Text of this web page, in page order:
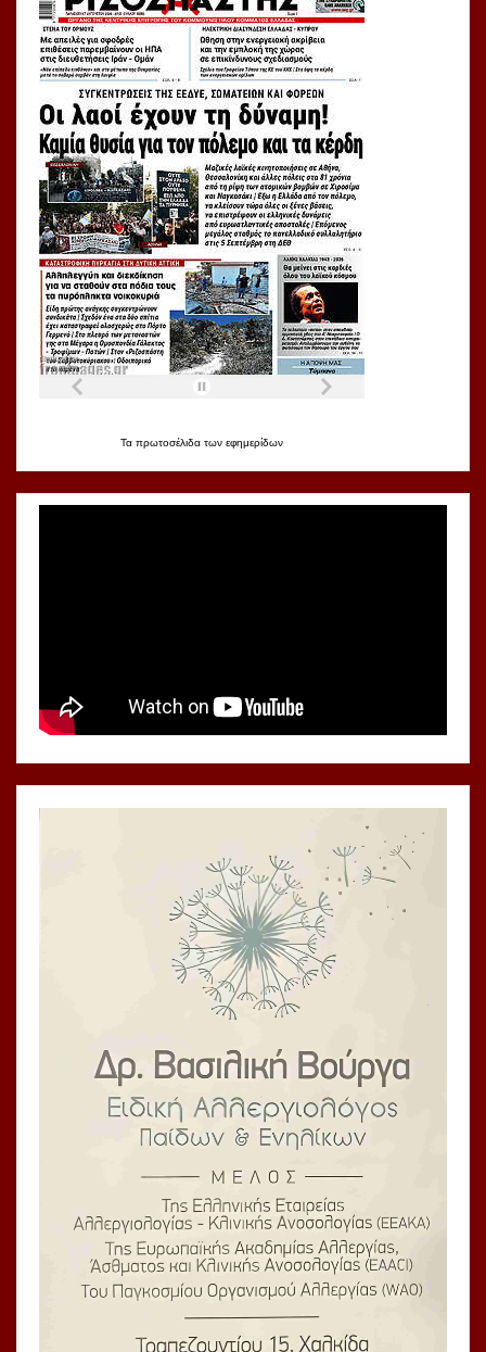
Τα πρωτοσέλιδα των εφημερίδων